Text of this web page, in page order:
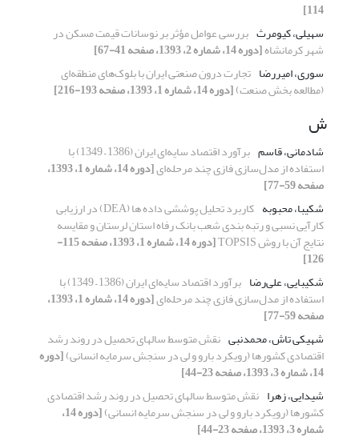
114]
سهیلی، کیومرث بررسی عوامل مؤثر بر نوسانات قیمت مسکن در
شهر کرمانشاه[دوره 14، شماره 2، 1393، صفحه 41-67]
سوری، امیررضا تجارت درون صنعتی ایران با بلوک‌های منطقه‌ای
(مطالعه بخش صنعت)[دوره 14، شماره 1، 1393، صفحه 193-216]
ش
شادمانی، قاسم برآورد اقتصاد سایه‌ای ایران (1386 – 1349) با
استفاده از مدل‌سازی فازی چند مرحله‌ای [دوره 14، شماره 1، 1393،
صفحه 59-77]
شکیبا، محبوبه
کاربرد تحلیل پوششی داده ها (DEA) در ارزیابی
کارآیی نسبی و رتبه بندی شعب بانک رفاه استان لرستان و مقایسه
نتایج آن با روش TOPSIS [دوره 14، شماره 1، 1393، صفحه 115-
126]
شکیبایی، علی‌رضا
برآورد اقتصاد سایه‌ای ایران (1386 – 1349) با
استفاده از مدل‌سازی فازی چند مرحله‌ای [دوره 14، شماره 1، 1393،
صفحه 59-77]
شهیکی تاش، محمدنبی نقش متوسط سالهای تحصیل در روند رشد
اقتصادی کشورها (رویکرد بارو و لی در سنجش سرمایه انسانی)[دوره
14، شماره 3، 1393، صفحه 23-44]
شیدایی، زهرا نقش متوسط سالهای تحصیل در روند رشد اقتصادی
کشورها (رویکرد بارو و لی در سنجش سرمایه انسانی) [دوره 14،
شماره 3، 1393، صفحه 23-44]